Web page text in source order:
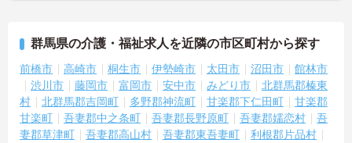
■ 安定した待遇で長く活躍
・賞与計3.８ヶ月の過去実績
・退職金制度あり
・再雇用制度あり
→ 将来を見据えて勤務しやすい環境です♪
―――――――――――――――
■ 未経験から挑戦しやすい職場
―――――――――――――――
群馬県の介護・福祉求人を近隣の市区町村から探す
前橋市 高崎市 桐生市 伊勢崎市 太田市 沼田市
館林市
渋川市
藤岡市 富岡市 安中市 みどり市
北群馬郡榛東
村
北群馬郡吉岡町 多野郡神流町 甘楽郡下仁田町
甘楽郡
甘楽町
吾妻郡中之条町 吾妻郡長野原町 吾妻郡嬬恋村
吾
妻郡草津町
吾妻郡高山村 吾妻郡東吾妻町
利根郡片品村